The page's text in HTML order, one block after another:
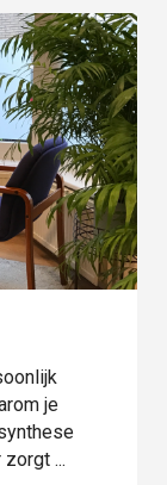
je
...